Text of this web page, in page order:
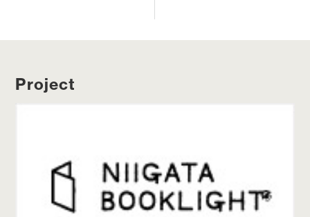
Project